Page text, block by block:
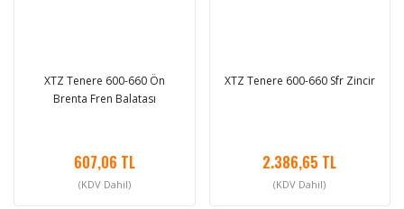
XTZ Tenere 600-660 Ön
Brenta Fren Balatası
607,06 TL
(KDV Dahil)
XTZ Tenere 600-660 Sfr Zincir
2.386,65 TL
(KDV Dahil)